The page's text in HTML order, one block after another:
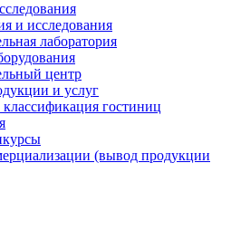
и исследования
лаборатория
центр
и услуг
гостиниц
(вывод продукции